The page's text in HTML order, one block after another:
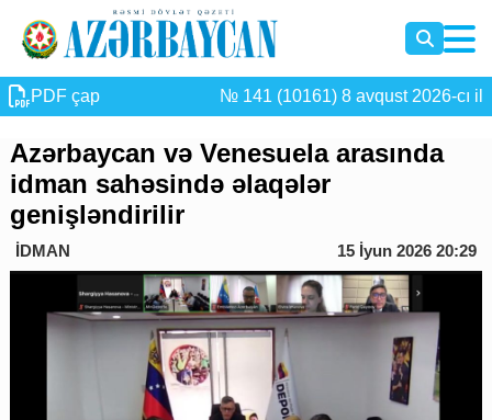
PDF çap № 141 (10161) 8 avqust 2026-cı il
Azərbaycan və Venesuela arasında
idman sahəsində əlaqələr
genişləndirilir
İDMAN 15 İyun 2026 20:29